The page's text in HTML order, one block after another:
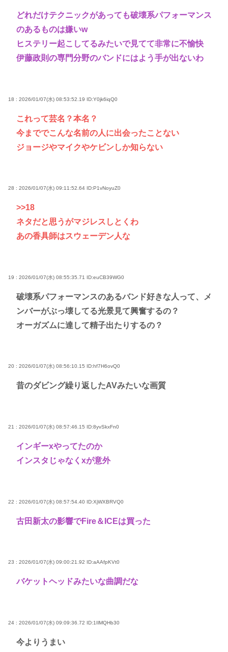
どれだけテクニックがあっても破壊系パフォーマンス
のあるものは嫌いw
ヒステリー起こしてるみたいで見てて非常に不愉快
伊藤政則の専門分野のバンドにはよう手が出ないわ
18 : 2026/01/07(水) 08:53:52.19 ID:Y0jk6iqQ0
これって芸名？本名？
今まででこんな名前の人に出会ったことない
ジョージやマイクやケビンしか知らない
28 : 2026/01/07(水) 09:11:52.64 ID:P1vNoyuZ0
>>18
ネタだと思うがマジレスしとくわ
あの香具師はスウェーデン人な
19 : 2026/01/07(水) 08:55:35.71 ID:euCB39WG0
破壊系パフォーマンスのあるバンド好きな人って、メ
ンバーがぶっ壊してる光景見て興奮するの？
オーガズムに達して精子出たりするの？
20 : 2026/01/07(水) 08:56:10.15 ID:hf7H6ovQ0
昔のダビング繰り返したAVみたいな画質
21 : 2026/01/07(水) 08:57:46.15 ID:8yvSkxFn0
インギーxやってたのか
インスタじゃなくxが意外
22 : 2026/01/07(水) 08:57:54.40 ID:XjWXBRVQ0
古田新太の影響でFire＆ICEは買った
23 : 2026/01/07(水) 09:00:21.92 ID:aAAfpKVt0
バケットヘッドみたいな曲調だな
24 : 2026/01/07(水) 09:09:36.72 ID:1IlMQHb30
今よりうまい